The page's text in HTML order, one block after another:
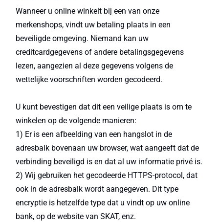
Wanneer u online winkelt bij een van onze
merkenshops, vindt uw betaling plaats in een
beveiligde omgeving. Niemand kan uw
creditcardgegevens of andere betalingsgegevens
lezen, aangezien al deze gegevens volgens de
wettelijke voorschriften worden gecodeerd.
U kunt bevestigen dat dit een veilige plaats is om te
winkelen op de volgende manieren:
1) Er is een afbeelding van een hangslot in de
adresbalk bovenaan uw browser, wat aangeeft dat de
verbinding beveiligd is en dat al uw informatie privé is.
2) Wij gebruiken het gecodeerde HTTPS-protocol, dat
ook in de adresbalk wordt aangegeven. Dit type
encryptie is hetzelfde type dat u vindt op uw online
bank, op de website van SKAT, enz.